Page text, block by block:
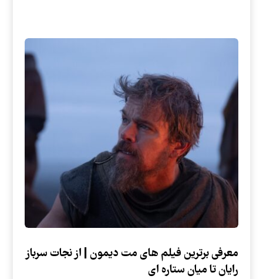
معرفی برترین فیلم های مت دیمون | از نجات سرباز
رایان تا میان ستاره ای